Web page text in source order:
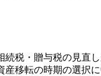
税・贈与税の見直
移転の時期の選択